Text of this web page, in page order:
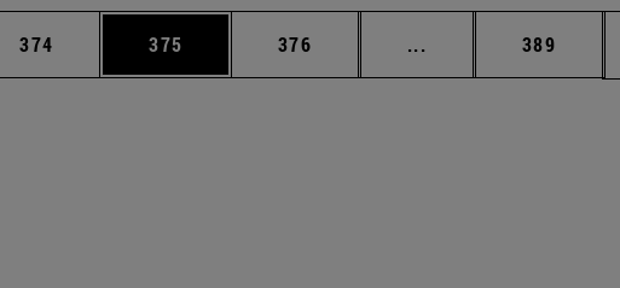
intermedias Use TAB para desplazarse.
Página
374 Página
375 Página
376 ... Páginas intermedias
Página
389